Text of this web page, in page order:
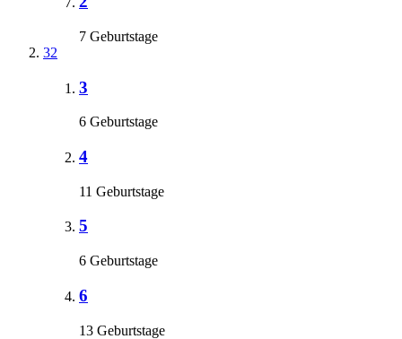
7 Geburtstage
32
3
6 Geburtstage
4
11 Geburtstage
5
6 Geburtstage
6
13 Geburtstage